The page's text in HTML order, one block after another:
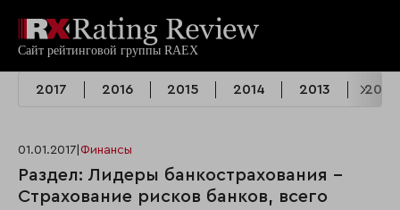
2017 2016 2015 2014 2013 2012
01.01.2017 Финансы
Раздел: Лидеры банкострахования -
Страхование рисков банков, всего